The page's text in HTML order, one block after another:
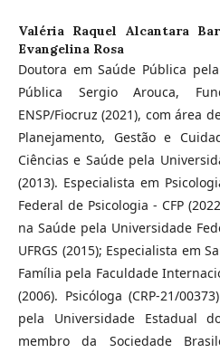
Valéria Raquel Alcantara
Evangelina Rosa
Doutora em Saúde Pública
Pública Sergio Arouca,
ENSP/Fiocruz (2021), com área
Planejamento, Gestão e
Ciências e Saúde pela
(2013). Especialista em
Federal de Psicologia - CFP
na Saúde pela Universidade
UFRGS (2015); Especialista em
Família pela Faculdade
(2006). Psicóloga (CRP-21/
pela Universidade Estadual
membro da Sociedade